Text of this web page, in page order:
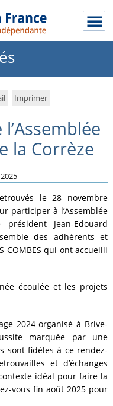
Imprimer
la Corrèze
le 28 novembre
participer à l’Assemblée
Jean-Edouard
des adhérents et
COMBES qui ont accueilli
écoulée et les projets
2024 organisé à Brive-
marquée par une
sont fidèles à ce rendez-
et d’échanges
idéal pour faire la
vous fin août 2025 pour